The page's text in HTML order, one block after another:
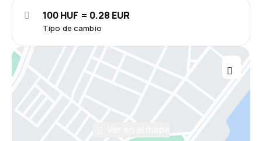
Tipo de cambio
100 HUF = 0.28 EUR